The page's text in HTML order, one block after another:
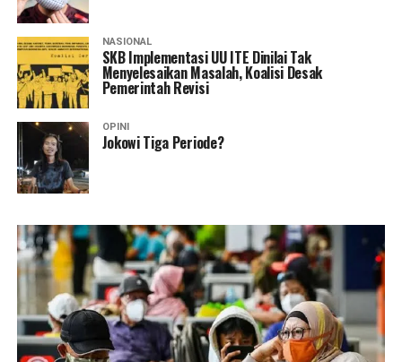
NASIONAL
SKB Implementasi UU ITE Dinilai Tak
Menyelesaikan Masalah, Koalisi Desak
Pemerintah Revisi
OPINI
Jokowi Tiga Periode?